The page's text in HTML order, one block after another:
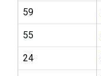
59
55
24